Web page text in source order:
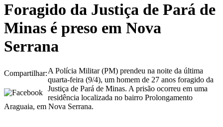
Foragido da Justiça de Pará de
Minas é preso em Nova
Serrana
Compartilhar:A Polícia Militar (PM) prendeu na noite da última
quarta-feira (9/4), um homem de 27 anos foragido da
Justiça de Pará de Minas. A prisão ocorreu em uma
residência localizada no bairro Prolongamento
Araguaia, em Nova Serrana.